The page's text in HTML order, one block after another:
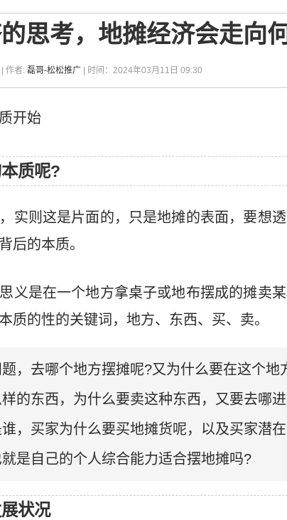
思考，地摊经济会走向何
| 作者: 磊哥-松松推广 | 时间：2024年03月11日 09:30
开始
质呢?
实则这是片面的，只是地摊的表面，要想
后的本质。
义是在一个地方拿桌子或地布摆成的摊卖
质的性的关键词，地方、东西、买、卖。
，去哪个地方摆摊呢?又为什么要在这个地
的东西，为什么要卖这种东西，又要去哪
，买家为什么要买地摊货呢，以及买家潜在
是自己的个人综合能力适合摆地摊吗?
状况